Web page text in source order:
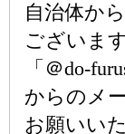
自治体か
ございます
「＠do-
からのメ
お願いい